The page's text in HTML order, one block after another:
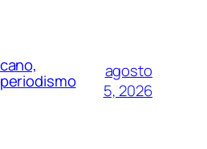
agosto
5, 2026